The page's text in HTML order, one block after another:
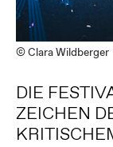
© Clara Wildberger
DIE
ZEICHEN